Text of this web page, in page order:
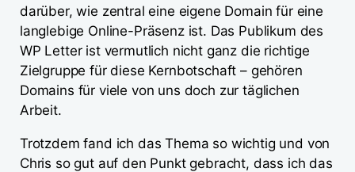
darüber, wie zentral eine eigene Domain für eine
langlebige Online-Präsenz ist. Das Publikum des
WP Letter ist vermutlich nicht ganz die richtige
Zielgruppe für diese Kernbotschaft – gehören
Domains für viele von uns doch zur täglichen
Arbeit.
Trotzdem fand ich das Thema so wichtig und von
Chris so gut auf den Punkt gebracht, dass ich das